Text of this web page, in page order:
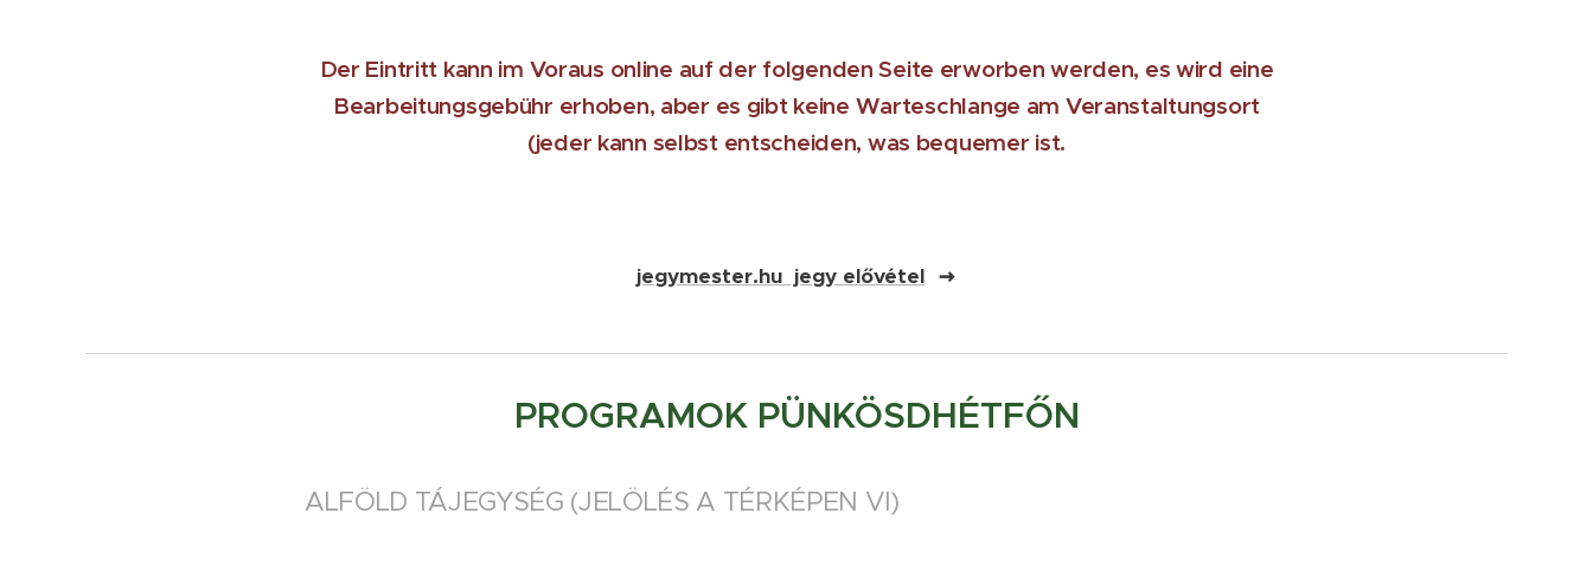
Der Eintritt kann im Voraus online auf der folgenden Seite erworben werden, es wird eine
Bearbeitungsgebühr erhoben, aber es gibt keine Warteschlange am Veranstaltungsort
(jeder kann selbst entscheiden, was bequemer ist.
jegymester.hu jegy elővétel
PROGRAMOK PÜNKÖSDHÉTFŐN
ALFÖLD TÁJEGYSÉG (JELÖLÉS A TÉRKÉPEN VI)